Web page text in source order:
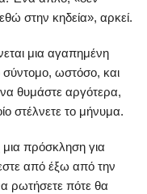
στην κηδεία», αρκεί.
μια αγαπημένη
ωστόσο, και
να θυμάστε αργότερα,
στέλνετε το μήνυμα.
μια πρόσκληση για
από έξω από την
ρωτήσετε πότε θα